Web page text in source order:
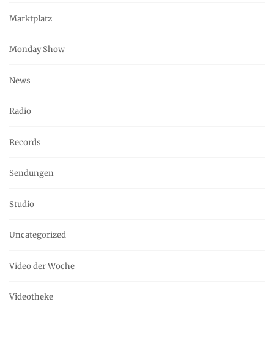
Marktplatz
Monday Show
News
Radio
Records
Sendungen
Studio
Uncategorized
Video der Woche
Videotheke